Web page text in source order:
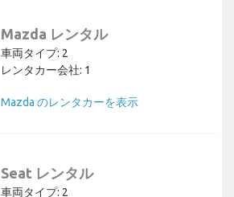
Mazda レンタル
車両タイプ: 2
レンタカー会社: 1
Mazda のレンタカーを表示
Seat レンタル
車両タイプ: 2